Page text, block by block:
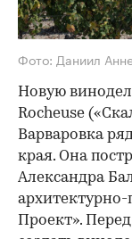
Фото: Даниил
Новую
Rocheuse
Варваровка
края. Она
Александра
Проект».